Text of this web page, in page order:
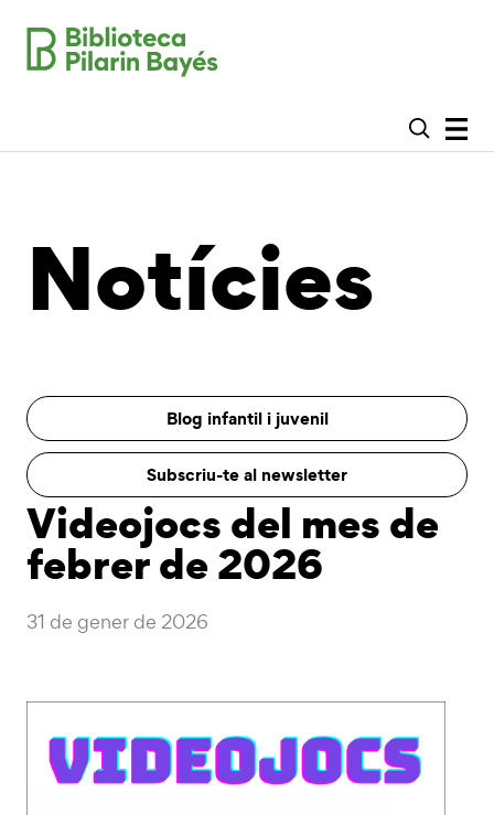
Notícies
Blog infantil i juvenil
Subscriu-te al newsletter
Videojocs del mes de
febrer de 2026
31 de gener de 2026